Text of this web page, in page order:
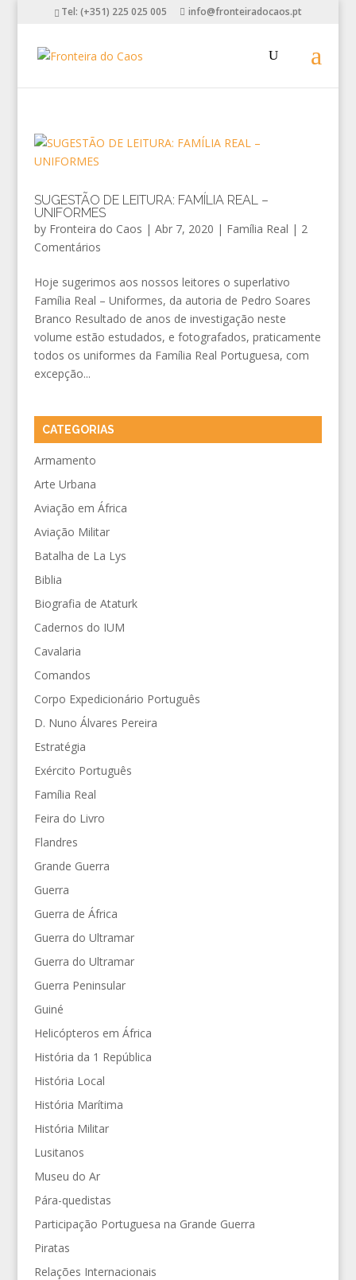
Tel: (+351) 225 025 005 info@fronteiradocaos.pt
SUGESTÃO DE LEITURA: FAMÍLIA REAL –
UNIFORMES
by Fronteira do Caos | Abr 7, 2020 | Família Real | 2
Comentários
Hoje sugerimos aos nossos leitores o superlativo
Família Real – Uniformes, da autoria de Pedro Soares
Branco Resultado de anos de investigação neste
volume estão estudados, e fotografados, praticamente
todos os uniformes da Família Real Portuguesa, com
excepção...
CATEGORIAS
Armamento
Arte Urbana
Aviação em África
Aviação Militar
Batalha de La Lys
Biblia
Biografia de Ataturk
Cadernos do IUM
Cavalaria
Comandos
Corpo Expedicionário Português
D. Nuno Álvares Pereira
Estratégia
Exército Português
Família Real
Feira do Livro
Flandres
Grande Guerra
Guerra
Guerra de África
Guerra do Ultramar
Guerra do Ultramar
Guerra Peninsular
Guiné
Helicópteros em África
História da 1 República
História Local
História Marítima
História Militar
Lusitanos
Museu do Ar
Pára-quedistas
Participação Portuguesa na Grande Guerra
Piratas
Relações Internacionais